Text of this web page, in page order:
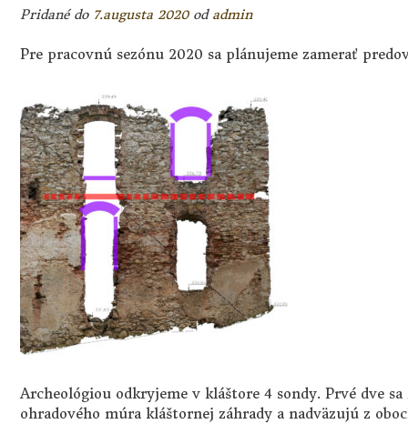
Pridané do 7.augusta 2020od admin
Pre pracovnú sezónu 2020 sa plánujeme zamerať
Archeológiou odkryjeme v kláštore 4 sondy. Prvé dve
ohradového múra kláštornej záhrady a nadväzujú z